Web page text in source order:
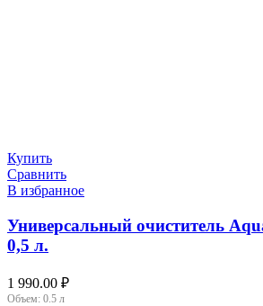
Купить
Сравнить
В избранное
Универсальный очиститель
0,5 л.
1 990.00 ₽
Объем: 0.5 л